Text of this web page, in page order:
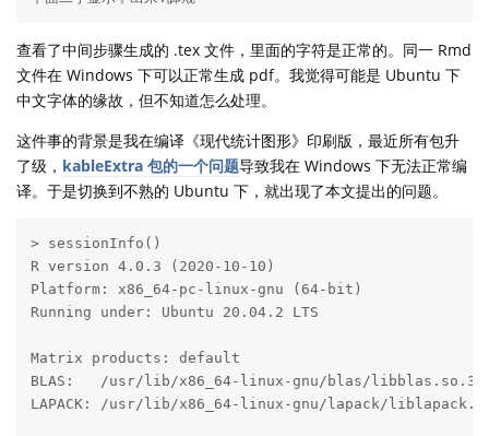
查看了中间步骤生成的 .tex 文件，里面的字符是正常的。同一 Rmd
文件在 Windows 下可以正常生成 pdf。我觉得可能是 Ubuntu 下
中文字体的缘故，但不知道怎么处理。
这件事的背景是我在编译《现代统计图形》印刷版，最近所有包升
了级， kableExtra 包的一个问题导致我在 Windows 下无法正常编
译。于是切换到不熟的 Ubuntu 下，就出现了本文提出的问题。
> sessionInfo()
R version 4.0.3 (2020-10-10)
Platform: x86_64-pc-linux-gnu (64-bit)
Running under: Ubuntu 20.04.2 LTS
Matrix products: default
BLAS:   /usr/lib/x86_64-linux-gnu/blas/
LAPACK: /usr/lib/x86_64-linux-gnu/lapack/